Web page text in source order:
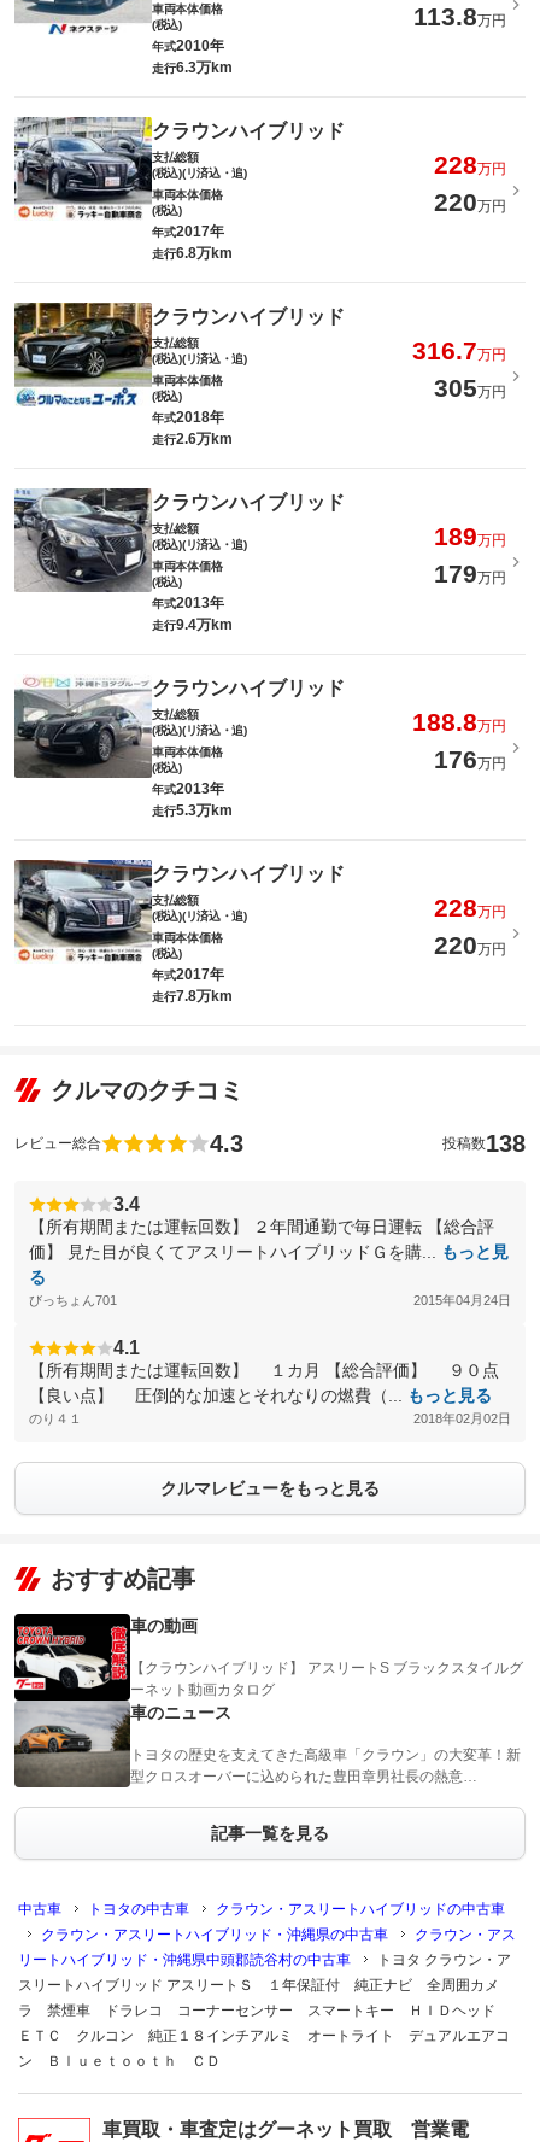
車両本体価格
(税込)
113.8万円
年式2010年
走行6.3万km
クラウンハイブリッド
支払総額
(税込)(リ済込・追)
228万円
車両本体価格
(税込)
220万円
年式2017年
走行6.8万km
クラウンハイブリッド
支払総額
(税込)(リ済込・追)
316.7万円
車両本体価格
(税込)
305万円
年式2018年
走行2.6万km
クラウンハイブリッド
支払総額
(税込)(リ済込・追)
189万円
車両本体価格
(税込)
179万円
年式2013年
走行9.4万km
クラウンハイブリッド
支払総額
(税込)(リ済込・追)
188.8万円
車両本体価格
(税込)
176万円
年式2013年
走行5.3万km
クラウンハイブリッド
支払総額
(税込)(リ済込・追)
228万円
車両本体価格
(税込)
220万円
年式2017年
走行7.8万km
クルマのクチコミ
レビュー総合 4.3 投稿数138
3.4
【所有期間または運転回数】 ２年間通勤で毎日運転 【総合評
価】 見た目が良くてアスリートハイブリッドＧを購...
もっと見
る
びっちょん701 2015年04月24日
4.1
【所有期間または運転回数】 １カ月 【総合評価】 ９０点
【良い点】 圧倒的な加速とそれなりの燃費（...
もっと見る
のり４１ 2018年02月02日
クルマレビューをもっと見る
おすすめ記事
車の動画
【クラウンハイブリッド】 アスリートS ブラックスタイルグ
ーネット動画カタログ
車のニュース
トヨタの歴史を支えてきた高級車「クラウン」の大変革！新
型クロスオーバーに込められた豊田章男社長の熱意…
記事一覧を見る
中古車 トヨタの中古車
クラウン・アスリートハイブリッドの中古車
クラウン・アスリートハイブリッド・沖縄県の中古車
クラウン・アス
リートハイブリッド・沖縄県中頭郡読谷村の中古車
トヨタ クラウン・ア
スリートハイブリッド アスリートＳ １年保証付 純正ナビ 全周囲カメ
ラ 禁煙車 ドラレコ コーナーセンサー スマートキー ＨＩＤヘッド
ＥＴＣ クルコン 純正１８インチアルミ オートライト デュアルエアコ
ン Ｂｌｕｅｔｏｏｔｈ ＣＤ
車買取・車査定はグーネット買取 営業電